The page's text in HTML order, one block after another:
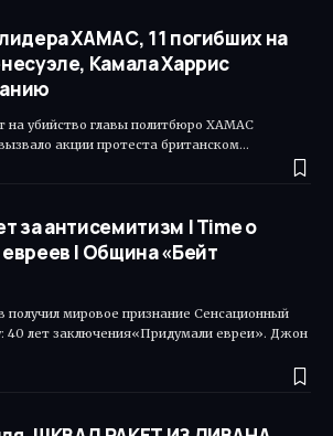
ХАМАС, 11 погибших на
Камала Харрис
на убийство главы политбюро ХАМАС
акции протеста британском…
за антисемитизм | Time o
| Община «Бейт
получил мировое признание Сенсационный
40 лет заключения«Придумали евреи». Джон